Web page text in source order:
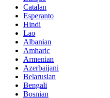
Catalan
Esperanto
Hindi
Lao
Albanian
Amharic
Armenian
Azerbaijani
Belarusian
Bengali
Bosnian